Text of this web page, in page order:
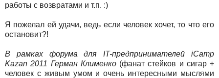
работы с возвратами и т.п. :)
Я пожелал ей удачи, ведь если человек хочет, то что его
остановит?!
В рамках форума для IT-предпринимателей iCamp
Kazan 2011 Герман Клименко (фанат стейков и сигар +
человек с живым умом и очень интересными мыслями